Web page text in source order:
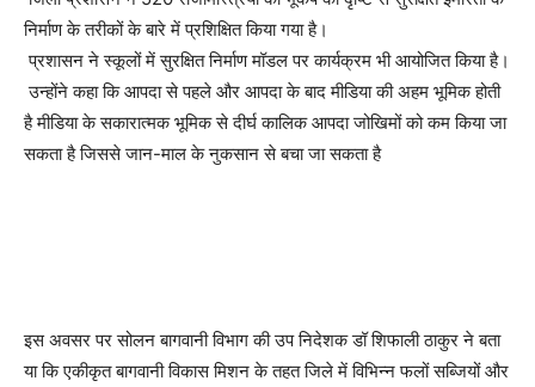
निर्माण के तरीकों के बारे में प्रशिक्षित किया गया है।
प्रशासन ने स्कूलों में सुरक्षित निर्माण मॉडल पर कार्यक्रम भी आयोजित किया है।
उन्होंने कहा कि आपदा से पहले और आपदा के बाद मीडिया की अहम भूमिक होती
है मीडिया के सकारात्मक भूमिक से दीर्घ कालिक आपदा जोखिमों को कम किया जा
सकता है जिससे जान-माल के नुकसान से बचा जा सकता है
इस अवसर पर सोलन बागवानी विभाग की उप निदेशक डॉ शिफाली ठाकुर ने बता
या कि एकीकृत बागवानी विकास मिशन के तहत जिले में विभिन्न फलों सब्जियों और